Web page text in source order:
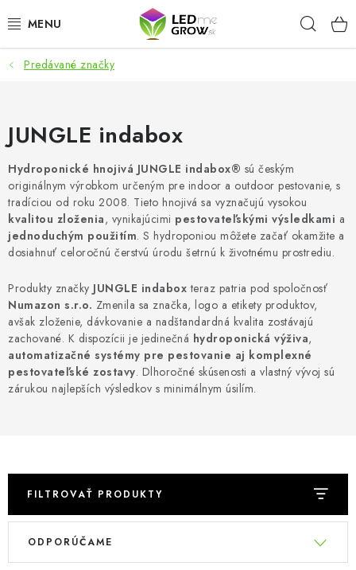
na
AKCIE
PRE AKVÁRIA
MICROGREENS
Hodnotenie obchodu O nákupu
Blog
Obchodné podmienky
Predávané značky
Kontakt
Podmienky o ochrane osobných údajov
Predávané značky
JUNGLE indabox
Hydroponické hnojivá JUNGLE indabox® sú českým
originálnym výrobkom určeným pre indoor a outdoor pestovanie, s
tradíciou od roku 2008. Tieto hnojivá sa vyznačujú vysokou
kvalitou zloženia, vynikajúcimi pestovateľskými výsledkami a
jednoduchým použitím. S hydroponiou môžete začať okamžite a
dosiahnuť celoročnú čerstvú úrodu šetrnú k životnému prostrediu.
Produkty značky JUNGLE indabox teraz patria pod spoločnosť
Numazon s.r.o. Zmenila sa značka, logo a etikety produktov,
avšak zloženie, dávkovanie a nadštandardná kvalita zostávajú
zachované. K dispozícii je jedinečná hydroponická výživa,
automatizačné systémy pre pestovanie aj komplexné
pestovateľské zostavy. Dlhoročné skúsenosti a vlastný vývoj sú
zárukou najlepších výsledkov s minimálnym úsilím.
FILTROVAŤ PRODUKTY
V
R
ODPORÚČAME